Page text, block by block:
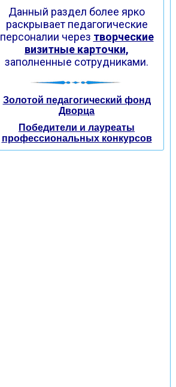
Данный раздел более ярко
раскрывает педагогические
персоналии через творческие
визитные карточки,
заполненные сотрудниками.
Золотой педагогический фонд
Дворца
Победители и лауреаты
профессиональных конкурсов